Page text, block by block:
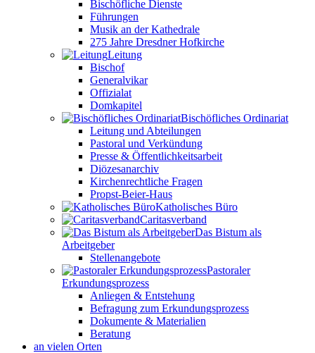
Bischöfliche Dienste
Führungen
Musik an der Kathedrale
275 Jahre Dresdner Hofkirche
Leitung
Bischof
Generalvikar
Offizialat
Domkapitel
Bischöfliches Ordinariat
Leitung und Abteilungen
Pastoral und Verkündung
Presse & Öffentlichkeitsarbeit
Diözesanarchiv
Kirchenrechtliche Fragen
Propst-Beier-Haus
Katholisches Büro
Caritasverband
Das Bistum als
Arbeitgeber
Stellenangebote
Pastoraler
Erkundungsprozess
Anliegen & Entstehung
Befragung zum Erkundungsprozess
Dokumente & Materialien
Beratung
an vielen Orten